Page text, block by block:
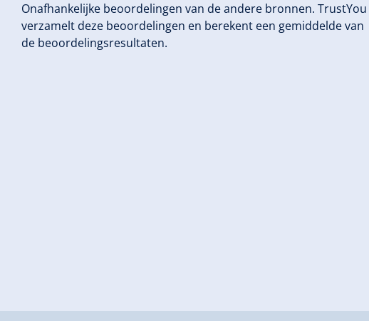
Onafhankelijke beoordelingen van de andere bronnen. TrustYou
verzamelt deze beoordelingen en berekent een gemiddelde van
de beoordelingsresultaten.